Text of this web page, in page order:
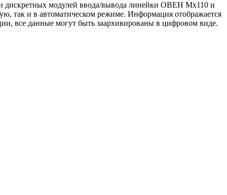
дискретных модулей ввода/вывода линейки ОВЕН Мх110 и
так и в автоматическом режиме. Информация отображается
все данные могут быть заархивированы в цифровом виде.